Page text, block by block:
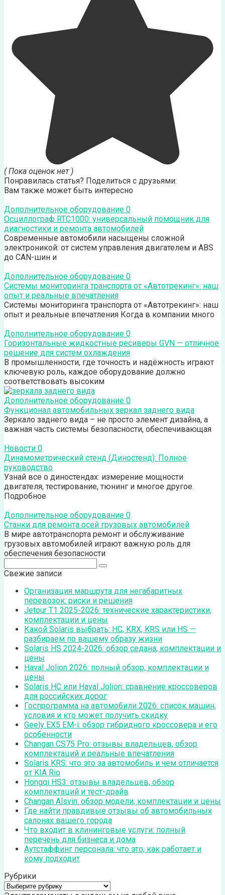
( Пока оценок нет )
Понравилась статья? Поделиться с друзьями:
Вам также может быть интересно
Дополнительное оборудование 0
Осциллограф RTC1000: универсальный помощник для
диагностики и ремонта автомобилей
Современные автомобили насыщены сложной
электроникой: от систем управления двигателем и ABS
до CAN-шин и
Дополнительное оборудование 0
Системы мониторинга транспорта от «Автотрекинг»: наш
опыт и реальные впечатления
Системы мониторинга транспорта от «Автотрекинг»: наш
опыт и реальные впечатления Когда в компании много
Дополнительное оборудование 0
Горизонтальные жидкостные ресиверы GVN — отличное
решение для систем охлаждения
В промышленности, где точность и надёжность играют
ключевую роль, каждое оборудование должно
соответствовать высоким
Дополнительное оборудование 0
Функционал автомобильных зеркал заднего вида
Зеркало заднего вида – не просто элемент дизайна, а
важная часть системы безопасности, обеспечивающая
Новости 0
Динамометрический стенд (Диностенд): Полное
руководство
Узнай все о диностендах: измерение мощности
двигателя, тестирование, тюнинг и многое другое.
Подробное
Дополнительное оборудование 0
Станки для ремонта осей грузовых автомобилей
В мире автотранспорта ремонт и обслуживание
грузовых автомобилей играют важную роль для
обеспечения безопасности
Свежие записи
Организация маршрута для негабаритных
перевозок: риски и решения
Jetour T1 2025-2026: технические характеристики,
комплектации и цены
Какой Solaris выбрать: HC, KRX, KRS или HS —
разбираем по вашему образу жизни
Solaris HS 2024-2026: обзор седана, комплектации и
цены
Haval Jolion 2026: полный обзор, комплектации и
цены
Solaris HC или Haval Jolion: сравнение кроссоверов
для российских дорог
Госпрограмма на автомобили 2026: список машин,
условия и кто может получить скидку
Geely EX5 EM-i: обзор гибридного кроссовера и его
особенности
Changan CS75 Pro: отзывы владельцев, обзор
комплектаций и реальные впечатления
Solaris KRS: что это за автомобиль и чем отличается
от KIA Rio
Hongqi HS3: отзывы владельцев, обзор
комплектаций и тест-драйв
Changan Alsvin: обзор модели, комплектации и цены
Где найти правдивые отзывы об автомобильных
салонах вашего города
Что входит в клининговые услуги: полный
перечень для бизнеса и дома
Аутстаффинг персонала: что это, как работает и
кому подходит
Рубрики
Рубрики